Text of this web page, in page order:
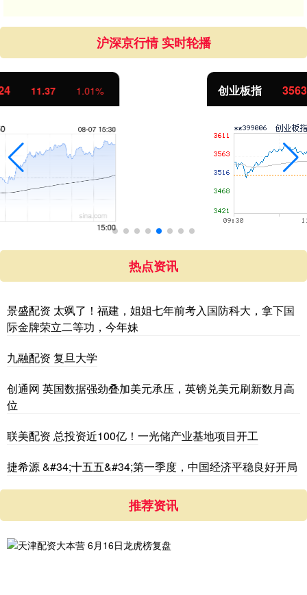
沪深京行情 实时轮播
创业板指 1.35%
热点资讯
景盛配资 太飒了！福建，姐姐七年前考入国防科大，拿下国
际金牌荣立二等功，今年妹
九融配资 复旦大学
创通网 英国数据强劲叠加美元承压，英镑兑美元刷新数月高
位
联美配资 总投资近100亿！一光储产业基地项目开工
捷希源 &#34;十五五&#34;第一季度，中国经济平稳良好开局
推荐资讯